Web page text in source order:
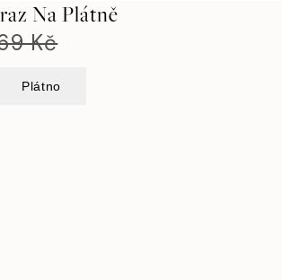
Na Plátně
Kč
Plátno